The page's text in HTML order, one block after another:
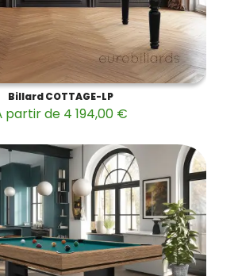
Billard COTTAGE-LP
partir de 4 194,00 €